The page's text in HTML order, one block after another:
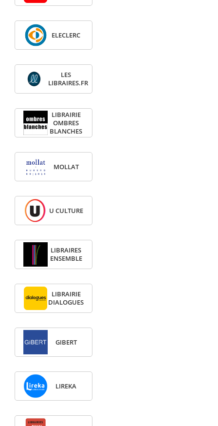
ELECLERC
LES
LIBRAIRES.FR
LIBRAIRIE
OMBRES
BLANCHES
MOLLAT
U CULTURE
LIBRAIRES
ENSEMBLE
LIBRAIRIE
DIALOGUES
GIBERT
LIREKA